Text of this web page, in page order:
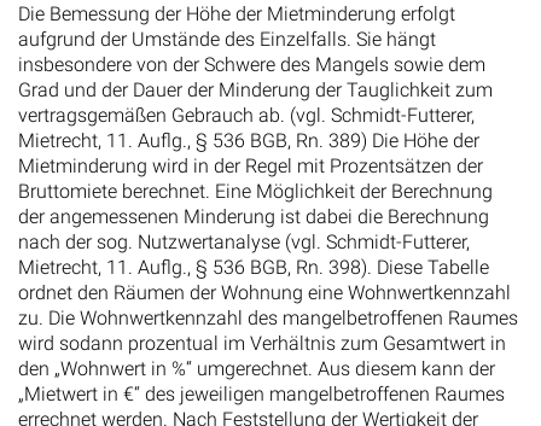
Die Bemessung der Höhe der Mietminderung erfolgt
aufgrund der Umstände des Einzelfalls. Sie hängt
insbesondere von der Schwere des Mangels sowie dem
Grad und der Dauer der Minderung der Tauglichkeit zum
vertragsgemäßen Gebrauch ab. (vgl. Schmidt-Futterer,
Mietrecht, 11. Auflg., § 536 BGB, Rn. 389) Die Höhe der
Mietminderung wird in der Regel mit Prozentsätzen der
Bruttomiete berechnet. Eine Möglichkeit der Berechnung
der angemessenen Minderung ist dabei die Berechnung
nach der sog. Nutzwertanalyse (vgl. Schmidt-Futterer,
Mietrecht, 11. Auflg., § 536 BGB, Rn. 398). Diese Tabelle
ordnet den Räumen der Wohnung eine Wohnwertkennzahl
zu. Die Wohnwertkennzahl des mangelbetroffenen Raumes
wird sodann prozentual im Verhältnis zum Gesamtwert in
den „Wohnwert in %“ umgerechnet. Aus diesem kann der
„Mietwert in €“ des jeweiligen mangelbetroffenen Raumes
errechnet werden. Nach Feststellung der Wertigkeit der